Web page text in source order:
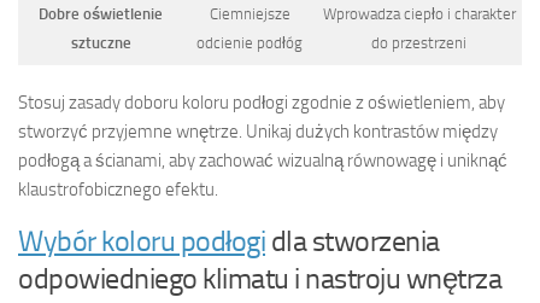
Dobre oświetlenie
sztuczne
Ciemniejsze
odcienie podłóg
Wprowadza ciepło i charakter
do przestrzeni
Stosuj zasady doboru koloru podłogi zgodnie z oświetleniem, aby
stworzyć przyjemne wnętrze. Unikaj dużych kontrastów między
podłogą a ścianami, aby zachować wizualną równowagę i uniknąć
klaustrofobicznego efektu.
Wybór koloru podłogi dla stworzenia
odpowiedniego klimatu i nastroju wnętrza